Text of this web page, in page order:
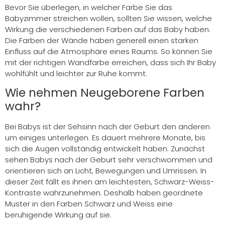
Bevor Sie überlegen, in welcher Farbe Sie das
Babyzimmer streichen wollen, sollten Sie wissen, welche
Wirkung die verschiedenen Farben auf das Baby haben.
Die Farben der Wände haben generell einen starken
Einfluss auf die Atmosphäre eines Raums. So können Sie
mit der richtigen Wandfarbe erreichen, dass sich Ihr Baby
wohlfühlt und leichter zur Ruhe kommt.
Wie nehmen Neugeborene Farben
wahr?
Bei Babys ist der Sehsinn nach der Geburt den anderen
um einiges unterlegen. Es dauert mehrere Monate, bis
sich die Augen vollständig entwickelt haben. Zunächst
sehen Babys nach der Geburt sehr verschwommen und
orientieren sich an Licht, Bewegungen und Umrissen. In
dieser Zeit fällt es ihnen am leichtesten, Schwarz-Weiss-
Kontraste wahrzunehmen. Deshalb haben geordnete
Muster in den Farben Schwarz und Weiss eine
beruhigende Wirkung auf sie.